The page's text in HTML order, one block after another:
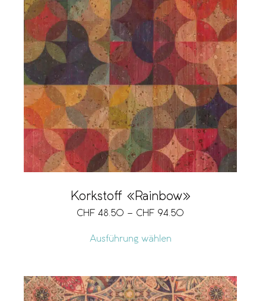
Korkstoff «Rainbow»
CHF 48.50 – CHF 94.50
Ausführung wählen